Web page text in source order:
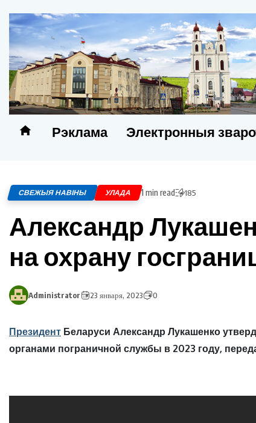
Рэклама Электронныя
СВЕЖЫЯ НАВІНЫ УЛАДА 1 min read 185
Александр
на охрану
Administrator 23 января, 2023 0
Президент Беларуси Александр Лукашенко
органами пограничной службы в 2023 году,